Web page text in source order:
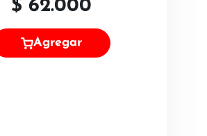
$ 62.000
Agregar